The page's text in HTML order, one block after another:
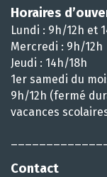
Horaires
Lundi : 9h/12h et
Mercredi : 9h/12h
Jeudi : 14h/18h
1er samedi du
9h/12h (fermé
vacances
Contact